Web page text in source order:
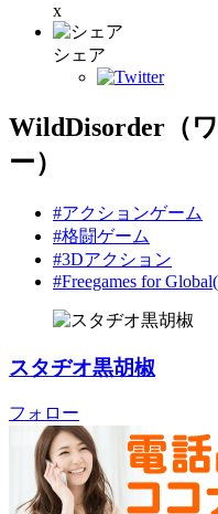
x
シェア
WildDisorder（
ー）
#アクションゲーム
#格闘ゲーム
#3Dアクション
#Freegames for
スタヂオ黒胡椒
フォロー